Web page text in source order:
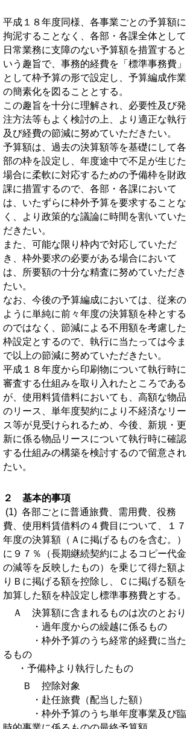
平成１８年度同様、各事業ごとの予算額に
拘泥することなく、各部・各課全体として
日常業務に支障のない予算額を措置すると
いう趣旨で、事務的経費を「標準事務費」
として枠予算の形で設定し、予算編成作業
の簡素化を図ることとする。
この趣旨を十分に理解され、必要性及び発
注方法等もよく検討の上、より適正な執行
及び経費の節減に努めていただきたい。
予算額は、過去の決算額等を基礎にして各
部の枠を設定し、年度途中で不足が生じた
場合に柔軟に対応するための予備枠を財政
課に措置するので、各部・各課において
は、いたずらに枠外予算を要求することな
く、より政策的な議論に時間を割いていた
だきたい。
また、可能な限り枠内で対応していただ
き、枠外要求の必要がある場合において
は、所要額の十分な精査に努めていただき
たい。
なお、今後の予算編成においては、従来の
ように単純に前々年度の決算額を枠とする
のではなく、節減による不用額を考慮した
枠設定とするので、執行に当たっては今ま
で以上の節減に努めていただきたい。
平成１８年度から印刷物について執行時に
審査する仕組みを取り入れたところである
が、使用料賃借料においても、高額な物品
のリース、単年度契約により不経済なリー
ス等が見受けられるため、今後、新規・更
新に係る物品リースについて執行時に確認
する仕組みの構築を検討するので留意され
たい。
２ 基本的事項
(1) 各部ごとに普通旅費、需用費、役務
費、使用料賃借料の４費目について、１７
年度の決算額（Ａに掲げるものを含む。）
に９７％（長期継続契約によるコピー代金
の減等を反映したもの）を乗じて得た額よ
りＢに掲げる額を控除し、Ｃに掲げる額を
加算した額を枠設定し標準事務費とする。
Ａ 決算額に含まれるものは次のとおり
・過年度からの繰越に係るもの
・枠外予算のうち経常的経費に当た
るもの
・予備枠より執行したもの
Ｂ 控除対象
・赴任旅費（配当した額）
・枠外予算のうち単年度事業及び臨